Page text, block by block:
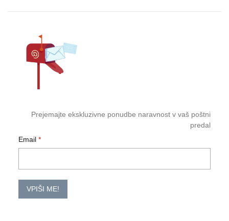
Prejemajte ekskluzivne ponudbe naravnost v vaš poštni
predal
Email
VPIŠI ME!